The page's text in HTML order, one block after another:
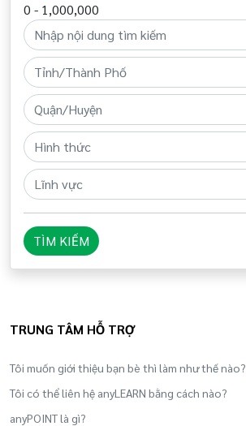
0 - 1,000,000
TÌM KIẾM
TRUNG TÂM HỖ TRỢ
Tôi muốn giới thiệu bạn bè thì làm như thế nào?
Tôi có thể liên hệ anyLEARN bằng cách nào?
anyPOINT là gì?